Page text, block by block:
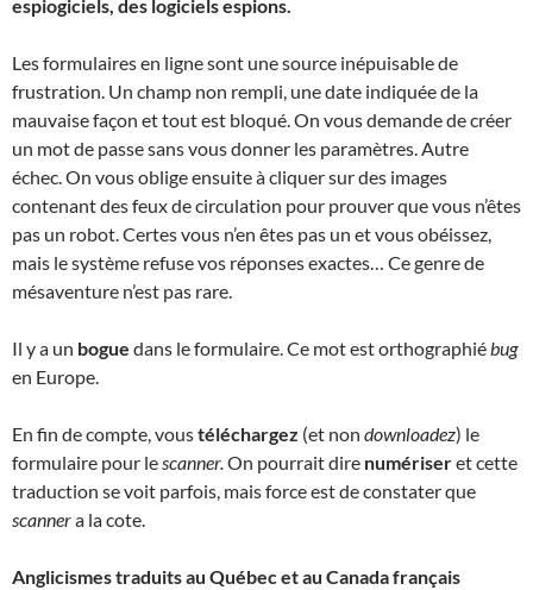
espiogiciels, des logiciels espions.
Les formulaires en ligne sont une source inépuisable de
frustration. Un champ non rempli, une date indiquée de la
mauvaise façon et tout est bloqué. On vous demande de créer
un mot de passe sans vous donner les paramètres. Autre
échec. On vous oblige ensuite à cliquer sur des images
contenant des feux de circulation pour prouver que vous n’êtes
pas un robot. Certes vous n’en êtes pas un et vous obéissez,
mais le système refuse vos réponses exactes… Ce genre de
mésaventure n’est pas rare.
Il y a un bogue dans le formulaire. Ce mot est orthographiébug
en Europe.
En fin de compte, voustéléchargez (et non downloadez) le
formulaire pour lescanner.On pourrait dire numériseret cette
traduction se voit parfois, mais force est de constater que
scannera la cote.
Anglicismes traduits au Québec et au Canada français